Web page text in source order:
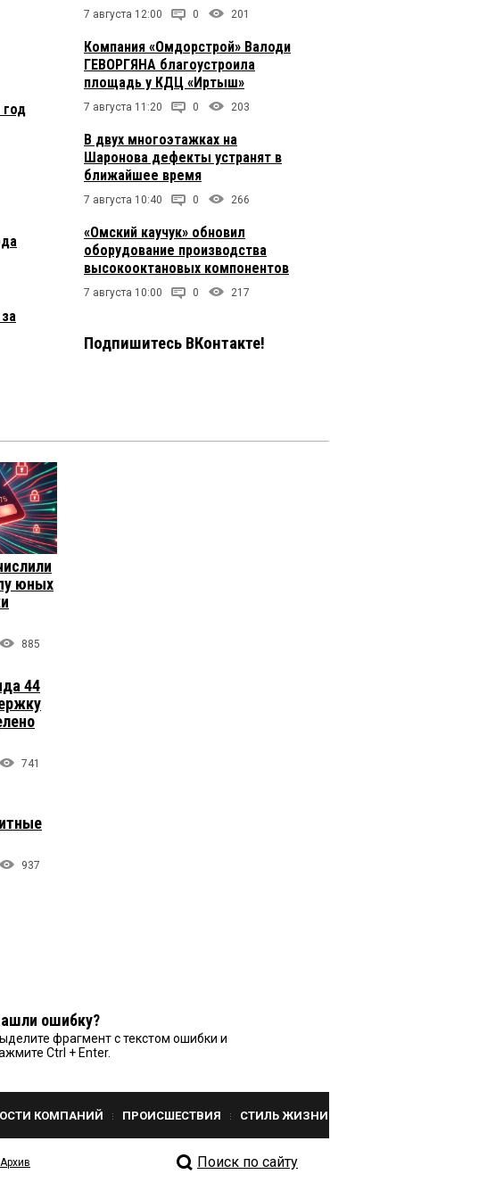
7 августа 12:00 0 201
Компания «Омдорстрой» Валоди
ГЕВОРГЯНА благоустроила
площадь у КДЦ «Иртыш»
7 августа 11:20 0 203
В двух многоэтажках на
Шаронова дефекты устранят в
ближайшее время
7 августа 10:40 0 266
«Омский каучук» обновил
оборудование производства
высокооктановых компонентов
7 августа 10:00 0 217
Подпишитесь ВКонтакте!
юных
885
44
741
937
ошибку?
фрагмент с текстом ошибки и
Ctrl + Enter.
КОМПАНИЙ ПРОИСШЕСТВИЯ СТИЛЬ ЖИЗНИ
Архив
Поиск по сайту